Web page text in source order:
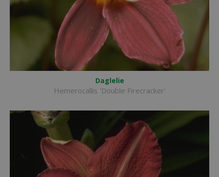
Daglelie
Hemerocallis 'Double Firecracker'